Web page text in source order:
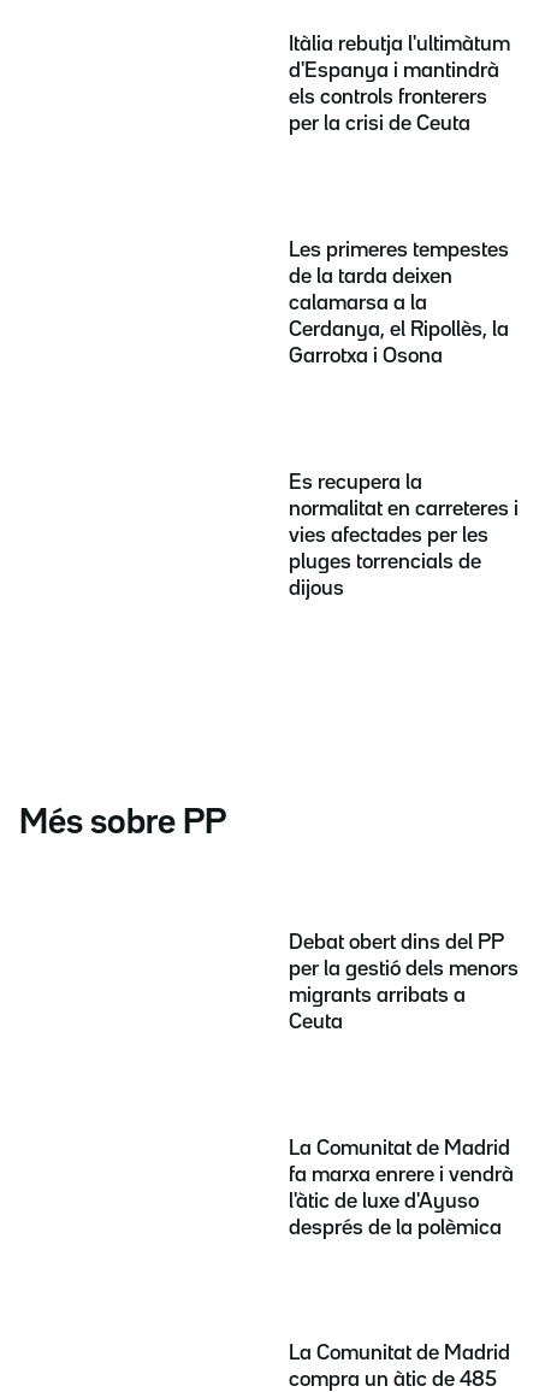
Itàlia rebutja l'ultimàtum
d'Espanya i mantindrà
els controls fronterers
per la crisi de Ceuta
Les primeres tempestes
de la tarda deixen
calamarsa a la
Cerdanya, el Ripollès, la
Garrotxa i Osona
Es recupera la
normalitat en carreteres i
vies afectades per les
pluges torrencials de
dijous
Més sobre PP
Debat obert dins del PP
per la gestió dels menors
migrants arribats a
Ceuta
La Comunitat de Madrid
fa marxa enrere i vendrà
l'àtic de luxe d'Ayuso
després de la polèmica
La Comunitat de Madrid
compra un àtic de 485